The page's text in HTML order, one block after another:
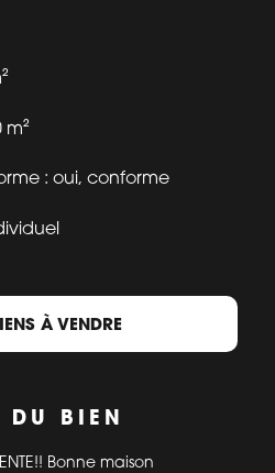
- 40 m²
: oui, conforme
À VENDRE
DU BIEN
Bonne maison